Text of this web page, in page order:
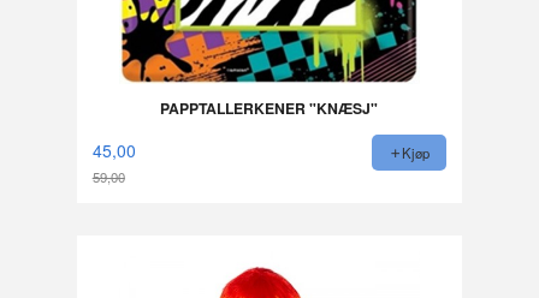
PAPPTALLERKENER "KNÆSJ"
45,00
59,00
Kjøp